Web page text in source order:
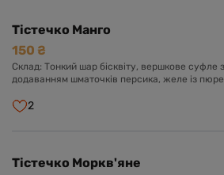
Тістечко Манго
150 ₴
Склад: Тонкий шар бісквіту, вершкове суфле з
додаванням шматочків персика, желе із пюре
2
Тістечко Моркв'яне